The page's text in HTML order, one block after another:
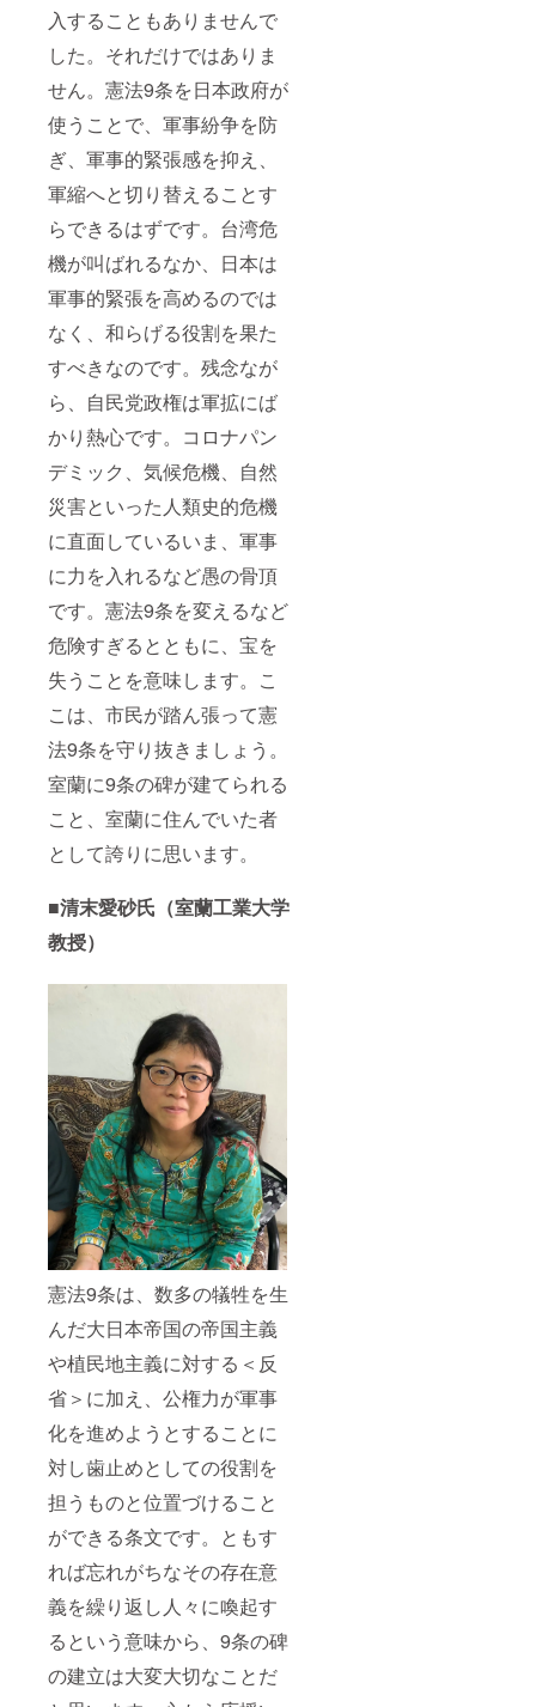
入することもありませんで
した。それだけではありま
せん。憲法9条を日本政府が
使うことで、軍事紛争を防
ぎ、軍事的緊張感を抑え、
軍縮へと切り替えることす
らできるはずです。台湾危
機が叫ばれるなか、日本は
軍事的緊張を高めるのでは
なく、和らげる役割を果た
すべきなのです。残念なが
ら、自民党政権は軍拡にば
かり熱心です。コロナパン
デミック、気候危機、自然
災害といった人類史的危機
に直面しているいま、軍事
に力を入れるなど愚の骨頂
です。憲法9条を変えるなど
危険すぎるとともに、宝を
失うことを意味します。こ
こは、市民が踏ん張って憲
法9条を守り抜きましょう。
室蘭に9条の碑が建てられる
こと、室蘭に住んでいた者
として誇りに思います。
■清末愛砂氏（室蘭工業大学
教授）
憲法9条は、数多の犠牲を生
んだ大日本帝国の帝国主義
や植民地主義に対する＜反
省＞に加え、公権力が軍事
化を進めようとすることに
対し歯止めとしての役割を
担うものと位置づけること
ができる条文です。ともす
れば忘れがちなその存在意
義を繰り返し人々に喚起す
るという意味から、9条の碑
の建立は大変大切なことだ